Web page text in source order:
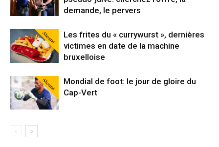
demande, le pervers
Abonné
Les frites du « currywurst », dernières
victimes en date de la machine
bruxelloise
Abonné
Mondial de foot: le jour de gloire du
Cap-Vert